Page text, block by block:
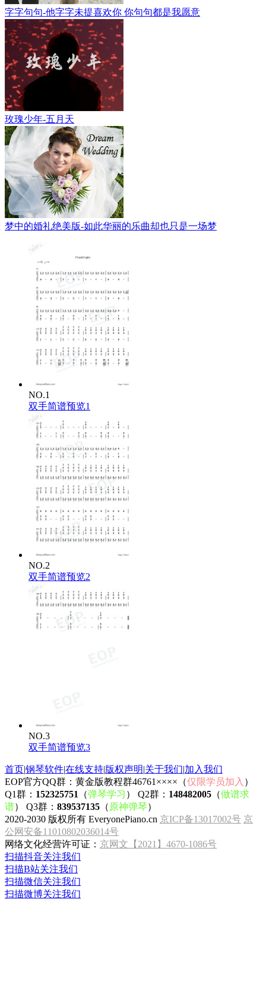
字字句句-他字字未提喜欢你 你句句都是我愿意
玫瑰少年-五月天
梦中的婚礼绝美版-如此华丽的乐曲却也只是一场梦
NO.1
双手简谱预览1
NO.2
双手简谱预览2
NO.3
双手简谱预览3
首页|钢琴软件|在线支持|版权声明|关于我们|加入我们
EOP官方QQ群：黄金版教程群46761××××（仅限学员加入 ）
Q1群： 152325751 （弹琴学习 ） Q2群： 148482005 （做谱求
谱） Q3群： 839537135 （ 原神弹琴）
2020-2030 版权所有 EveryonePiano.cn 京ICP备13017002号 京
公网安备11010802036014号
网络文化经营许可证： 京网文【2021】4670-1086号
扫描抖音关注我们
扫描B站关注我们
扫描微信关注我们
扫描微博关注我们